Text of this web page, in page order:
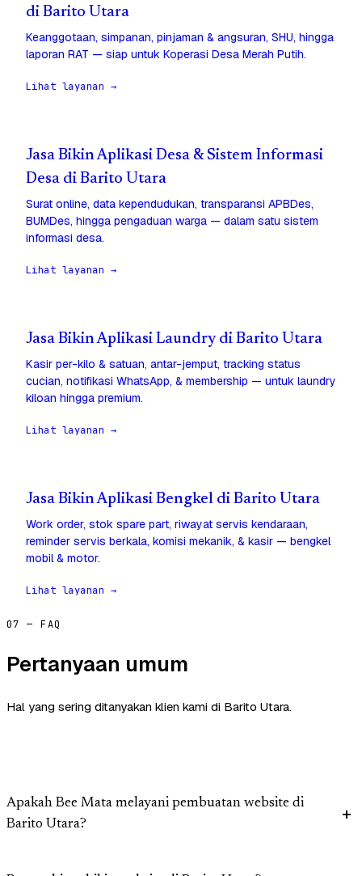
di Barito Utara
Keanggotaan, simpanan, pinjaman & angsuran, SHU, hingga
laporan RAT — siap untuk Koperasi Desa Merah Putih.
Lihat layanan →
Jasa Bikin Aplikasi Desa & Sistem Informasi
Desa di Barito Utara
Surat online, data kependudukan, transparansi APBDes,
BUMDes, hingga pengaduan warga — dalam satu sistem
informasi desa.
Lihat layanan →
Jasa Bikin Aplikasi Laundry di Barito Utara
Kasir per-kilo & satuan, antar-jemput, tracking status
cucian, notifikasi WhatsApp, & membership — untuk laundry
kiloan hingga premium.
Lihat layanan →
Jasa Bikin Aplikasi Bengkel di Barito Utara
Work order, stok spare part, riwayat servis kendaraan,
reminder servis berkala, komisi mekanik, & kasir — bengkel
mobil & motor.
Lihat layanan →
07 — FAQ
Pertanyaan umum
Hal yang sering ditanyakan klien kami di Barito Utara.
Apakah Bee Mata melayani pembuatan website di
Barito Utara?